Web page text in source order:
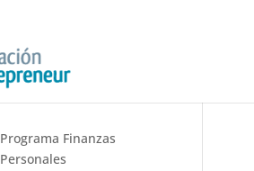
Programa Finanzas
Personales